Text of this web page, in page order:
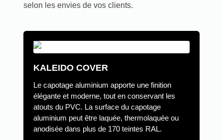
selon les envies de vos clients.
KALEIDO COVER
Le capotage aluminium apporte une finition
élégante et moderne, tout en conservant les
atouts du PVC. La surface du capotage
aluminium peut être laquée, thermolaquée ou
anodisée dans plus de 170 teintes RAL.